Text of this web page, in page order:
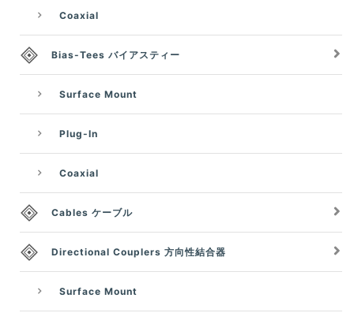
Coaxial
Bias-Tees バイアスティー
Surface Mount
Plug-In
Coaxial
Cables ケーブル
Directional Couplers 方向性結合器
Surface Mount